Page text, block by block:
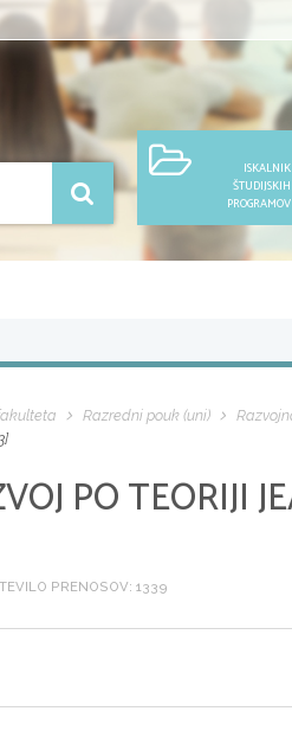
ISKALNIK
ŠTUDIJSKIH
PROGRAMOV
Razredni pouk (uni)
PO TEORIJI
PRENOSOV: 1339